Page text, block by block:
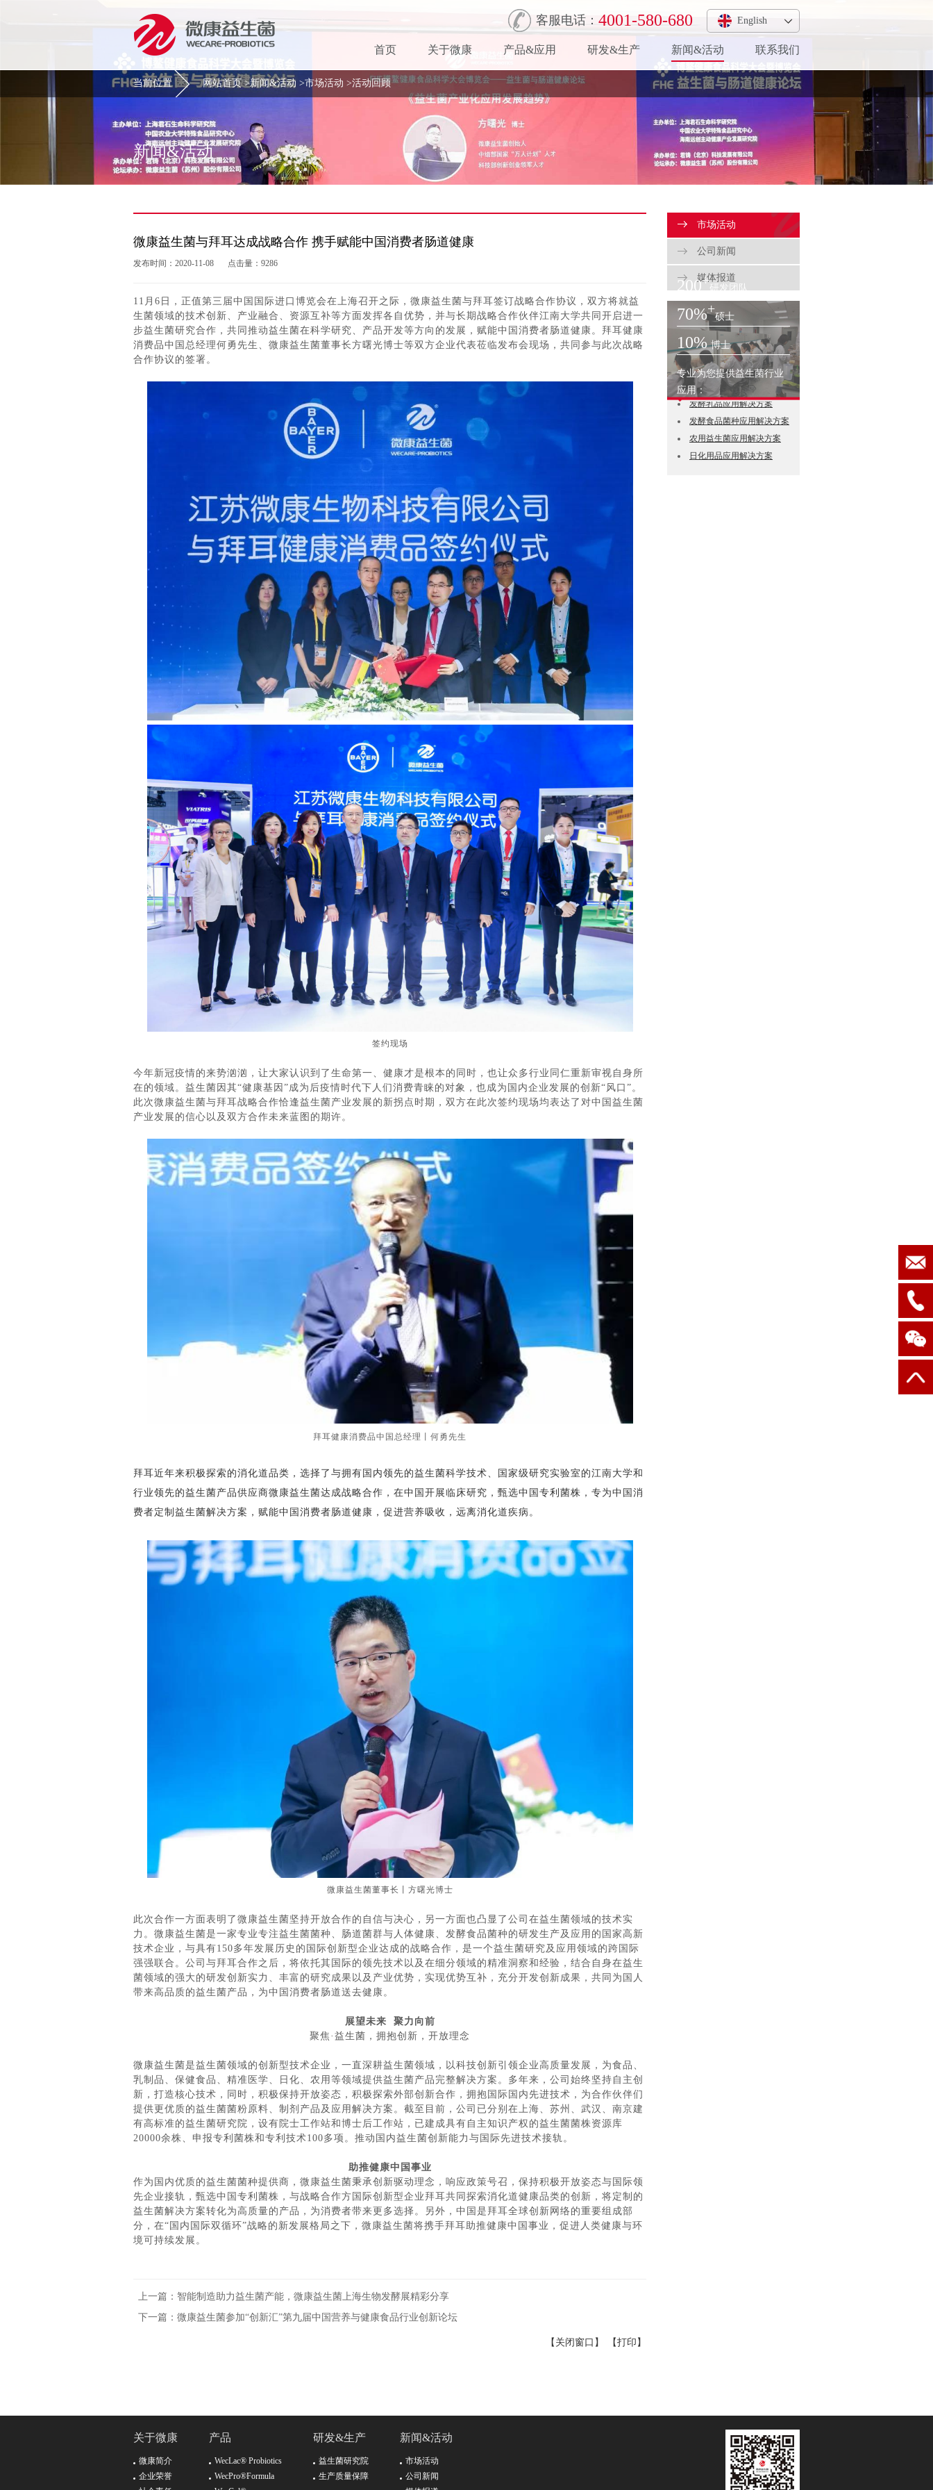
客服电话： 4001-580-680 English
首页 关于微康 产品&应用 研发&生产 新闻&活动 联系我们
当前位置 网站首页>新闻&活动 >市场活动 >活动回顾
新闻&活动
微康益生菌与拜耳达成战略合作 携手赋能中国消费者肠道健康
发布时间：2020-11-08 点击量：9286
11月6日，正值第三届中国国际进口博览会在上海召开之际，微康益生菌与拜耳签订战略合作协议，双方将就益
生菌领域的技术创新、产业融合、资源互补等方面发挥各自优势，并与长期战略合作伙伴江南大学共同开启进一
步益生菌研究合作，共同推动益生菌在科学研究、产品开发等方向的发展，赋能中国消费者肠道健康。拜耳健康
消费品中国总经理何勇先生、微康益生菌董事长方曙光博士等双方企业代表莅临发布会现场，共同参与此次战略
合作协议的签署。
签约现场
今年新冠疫情的来势汹汹，让大家认识到了生命第一、健康才是根本的同时，也让众多行业同仁重新审视自身所
在的领域。益生菌因其“健康基因”成为后疫情时代下人们消费青睐的对象，也成为国内企业发展的创新“风口”。
此次微康益生菌与拜耳战略合作恰逢益生菌产业发展的新拐点时期，双方在此次签约现场均表达了对中国益生菌
产业发展的信心以及双方合作未来蓝图的期许。
拜耳健康消费品中国总经理丨何勇先生
拜耳近年来积极探索的消化道品类，选择了与拥有国内领先的益生菌科学技术、国家级研究实验室的江南大学和
行业领先的益生菌产品供应商微康益生菌达成战略合作，在中国开展临床研究，甄选中国专利菌株，专为中国消
费者定制益生菌解决方案，赋能中国消费者肠道健康，促进营养吸收，远离消化道疾病。
微康益生菌董事长丨方曙光博士
此次合作一方面表明了微康益生菌坚持开放合作的自信与决心，另一方面也凸显了公司在益生菌领域的技术实
力。微康益生菌是一家专业专注益生菌菌种、肠道菌群与人体健康、发酵食品菌种的研发生产及应用的国家高新
技术企业，与具有150多年发展历史的国际创新型企业达成的战略合作，是一个益生菌研究及应用领域的跨国际
强强联合。公司与拜耳合作之后，将依托其国际的领先技术以及在细分领域的精准洞察和经验，结合自身在益生
菌领域的强大的研发创新实力、丰富的研究成果以及产业优势，实现优势互补，充分开发创新成果，共同为国人
带来高品质的益生菌产品，为中国消费者肠道送去健康。
展望未来 聚力向前
聚焦·益生菌，拥抱创新，开放理念
微康益生菌是益生菌领域的创新型技术企业，一直深耕益生菌领域，以科技创新引领企业高质量发展，为食品、
乳制品、保健食品、精准医学、日化、农用等领域提供益生菌产品完整解决方案。多年来，公司始终坚持自主创
新，打造核心技术，同时，积极保持开放姿态，积极探索外部创新合作，拥抱国际国内先进技术，为合作伙伴们
提供更优质的益生菌菌粉原料、制剂产品及应用解决方案。截至目前，公司已分别在上海、苏州、武汉、南京建
有高标准的益生菌研究院，设有院士工作站和博士后工作站，已建成具有自主知识产权的益生菌菌株资源库
20000余株、申报专利菌株和专利技术100多项。推动国内益生菌创新能力与国际先进技术接轨 。
助推健康中国事业
作为国内优质的益生菌菌种提供商，微康益生菌秉承创新驱动理念，响应政策号召，保持积极开放姿态与国际领
先企业接轨，甄选中国专利菌株，与战略合作方国际创新型企业拜耳共同探索消化道健康品类的创新，将定制的
益生菌解决方案转化为高质量的产品，为消费者带来更多选择。另外，中国是拜耳全球创新网络的重要组成部
分，在“国内国际双循环”战略的新发展格局之下，微康益生菌将携手拜耳助推健康中国事业，促进人类健康与环
境可持续发展。
上一篇：智能制造助力益生菌产能，微康益生菌上海生物发酵展精彩分享
下一篇：微康益生菌参加“创新汇”第九届中国营养与健康食品行业创新论坛
【打印】
【关闭窗口】
市场活动
公司新闻
媒体报道
200+
研发团队
70%+
硕士
10% 博士
专业为您提供益生菌行业
应用：益生菌菌粉应用解决方案
发酵乳品应用解决方案
发酵食品菌种应用解决方案
农用益生菌应用解决方案
日化用品应用解决方案
关于微康
微康简介
企业荣誉
产品
WecLac® Probiotics
WecPro®Formula
研发&生产
益生菌研究院
生产质量保障
新闻&活动
市场活动
公司新闻